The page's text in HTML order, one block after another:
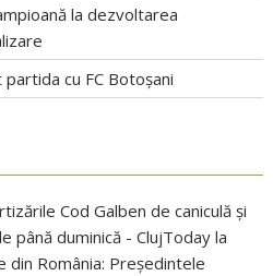
la dezvoltarea
cu FC Botoșani
Cod Galben de caniculă și
până duminică - ClujToday la
România: Președintele